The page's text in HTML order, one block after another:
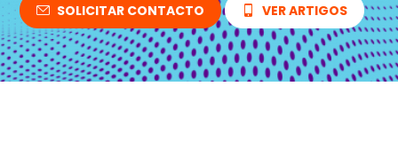
SOLICITAR CONTACTO VER ARTIGOS